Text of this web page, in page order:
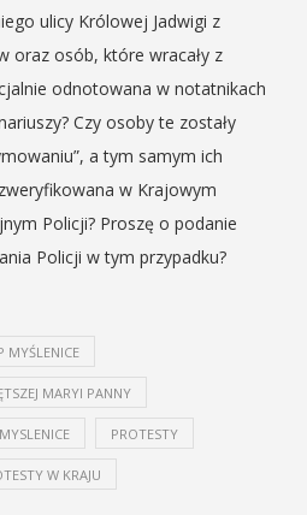
ulicy Królowej Jadwigi z
oraz osób, które wracały z
odnotowana w notatnikach
Czy osoby te zostały
a tym samym ich
w Krajowym
Policji? Proszę o podanie
Policji w tym przypadku?
MYŚLENICE
MARYI PANNY
PROTESTY
W KRAJU